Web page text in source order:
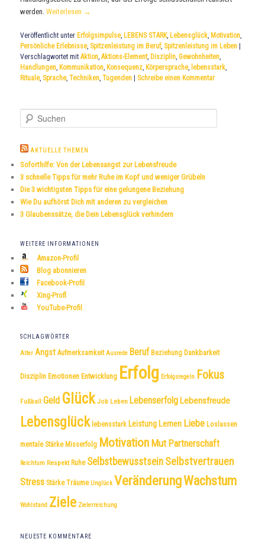
werden.Weiterlesen →
Veröffentlicht unter Erfolgsimpulse, LEBENS STARK, Lebensglück, Motivation,
Persönliche Erlebnisse, Spitzenleistung im Beruf, Spitzenleistung im Leben
Verschlagwortet mit Aktion,Aktions-Element, Disziplin,Gewohnheiten,
Handlungen, Kommunikation, Konsequenz, Körpersprache, lebensstark,
Rituale, Sprache,Techniken,Tugenden Schreibe einen Kommentar
h
n
AKTUELLE THEMEN
Soforthilfe: Von der Lebensangst zur Lebensfreude
3 schnelle Tipps für mehr Ruhe im Kopf und weniger Grübeln
Die 3 wichtigsten Tipps für eine gelungene Beziehung
Wie Du aufhörst Dich mit anderen zu vergleichen
3 Glaubenssätze, die Dein Lebensglück verhindern
WEITERE INFORMATIONEN
Amazon-Profil
Blog abonnieren
Facebook-Profil
Xing-Profl
YouTube-Profil
SCHLAGWÖRTER
Alter Angst Aufmerksamkeit Ausrede Beruf Beziehung Dankbarkeit
Disziplin Emotionen Entwicklung Erfolg Erfolgsregeln Fokus
Fußball Geld Glück Job Leben Lebenserfolg Lebensfreude
Lebensglück lebensstark Leistung Lernen Liebe Loslassen
mentale Stärke Misserfolg Motivation Mut Partnerschaft
Reichtum Respekt Ruhe Selbstbewusstsein Selbstvertrauen
Stress Stärke Träume Unglück VeränderungWachstum
Wohlstand Ziele Zielerreichung
NEUESTE KOMMENTARE